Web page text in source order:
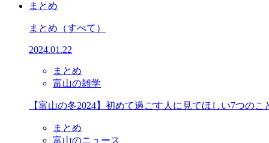
まとめ
まとめ （すべて）
2024.01.22
まとめ
富山の雑学
【富山の冬2024】初めて過ごす人に見てほしい7つのこ
まとめ
富山のニュース